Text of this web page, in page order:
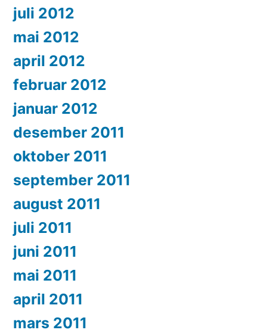
juli 2012
mai 2012
april 2012
februar 2012
januar 2012
desember 2011
oktober 2011
september 2011
august 2011
juli 2011
juni 2011
mai 2011
april 2011
mars 2011